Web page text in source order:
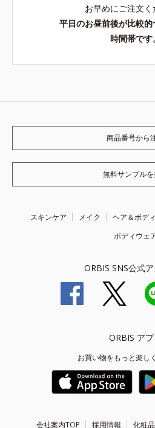
お早めにご注文く
平日のお昼前後が比較
時間帯です。
商品番号から
無料サンプル
スキンケア メイク ヘア＆ボディ
ボディウェ
ORBIS SNS公式
ORBIS アプ
お買い物をもっと楽し
会社案内TOP 採用情報 化粧